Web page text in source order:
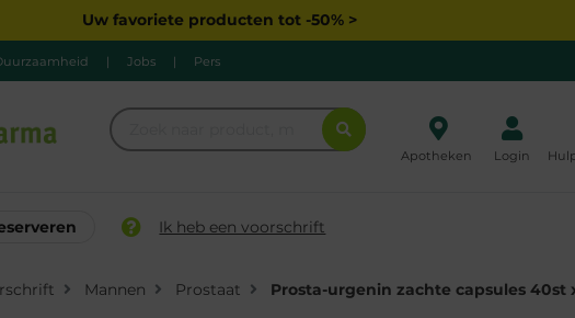
Uw favoriete producten tot -50% >
| Jobs | Pers
Apotheken Login
Ik heb een voorschrift
Mannen Prostaat Prosta-urgenin zachte capsules 40st